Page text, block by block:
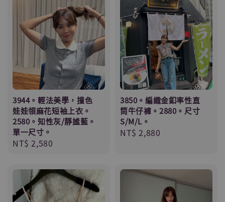
3944。輕法美學，撞色
娃娃領麻花短袖上衣。
2580。知性灰/靜謐藍。
單一尺寸。
Regular
NT$ 2,580
3850。編織金釦率性直
筒牛仔褲。2880。尺寸
S/M/L。
Regular
NT$ 2,880